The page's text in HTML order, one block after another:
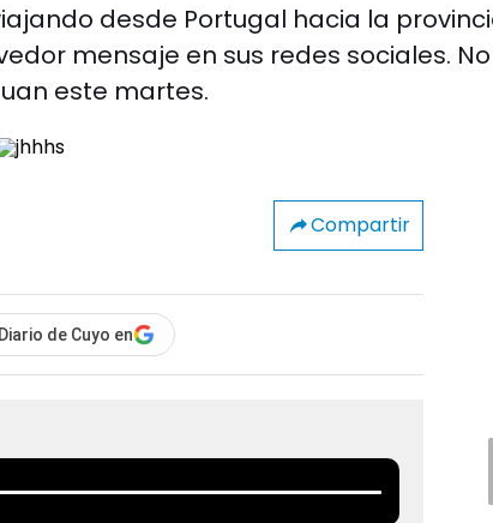
desde Portugal hacia la
mensaje en sus redes sociales. No
este martes.
Compartir
de Cuyo en